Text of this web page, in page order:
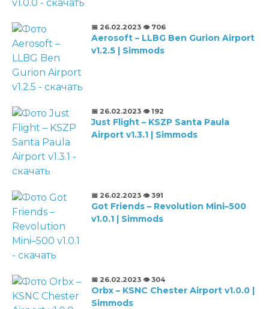
📅 26.02.2023 👁️ 706
Aerosoft – LLBG Ben Gurion Airport
v1.2.5 | Simmods
📅 26.02.2023 👁️ 192
Just Flight – KSZP Santa Paula
Airport v1.3.1 | Simmods
📅 26.02.2023 👁️ 391
Got Friends – Revolution Mini–500
v1.0.1 | Simmods
📅 26.02.2023 👁️ 304
Orbx – KSNC Chester Airport v1.0.0 |
Simmods